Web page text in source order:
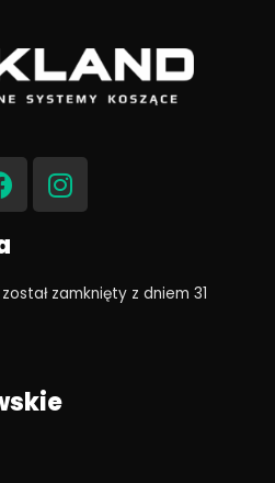
o
I
n
s
g
zamknięty z dniem 31